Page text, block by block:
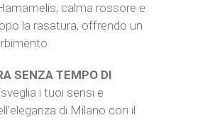
calma rossore e
la rasatura, offrendo un
SENZA TEMPO DI
i tuoi sensi e
di Milano con il